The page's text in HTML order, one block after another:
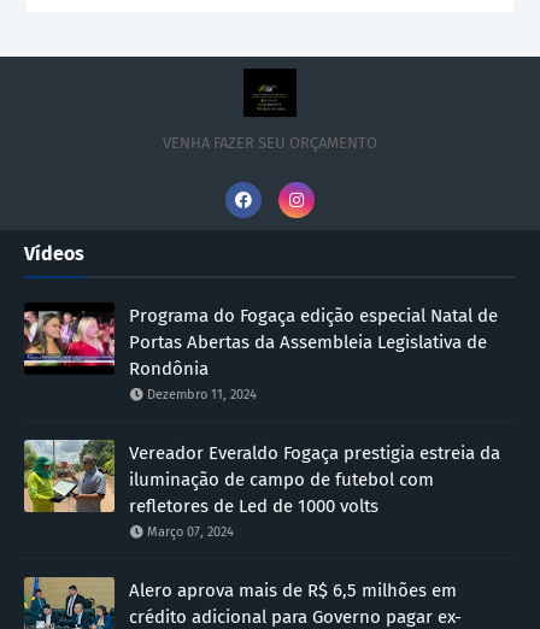
VENHA FAZER SEU ORÇAMENTO
Vídeos
Programa do Fogaça edição especial Natal de
Portas Abertas da Assembleia Legislativa de
Rondônia
Dezembro 11, 2024
Vereador Everaldo Fogaça prestigia estreia da
iluminação de campo de futebol com
refletores de Led de 1000 volts
Março 07, 2024
Alero aprova mais de R$ 6,5 milhões em
crédito adicional para Governo pagar ex-